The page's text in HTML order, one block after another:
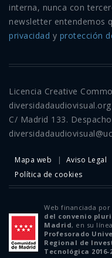
interna, nunca con
newsletter entendemos
privacidad y protección
Licencia Creative
C/ Madrid 133.
Mapa web Aviso Legal
Política de cookies
Web financiada por
del convenio
Madrid, en su
Profesorado
Regional de
Tecnológica 2016-